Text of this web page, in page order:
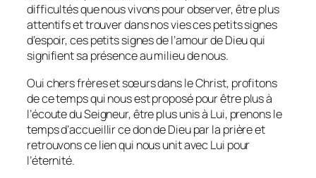
difficultés que nous vivons pour observer, être plus
attentifs et trouver dans nos vies ces petits signes
d’espoir, ces petits signes de l’amour de Dieu qui
signifient sa présence au milieu de nous.
Oui chers frères et sœurs dans le Christ, profitons
de ce temps qui nous est proposé pour être plus à
l’écoute du Seigneur, être plus unis à Lui, prenons le
temps d’accueillir ce don de Dieu par la prière et
retrouvons ce lien qui nous unit avec Lui pour
l’éternité.